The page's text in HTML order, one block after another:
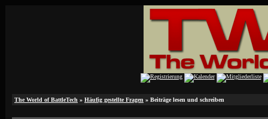
The World of BattleTech » Häufig gestellte Fragen » Beiträge lesen und schreiben